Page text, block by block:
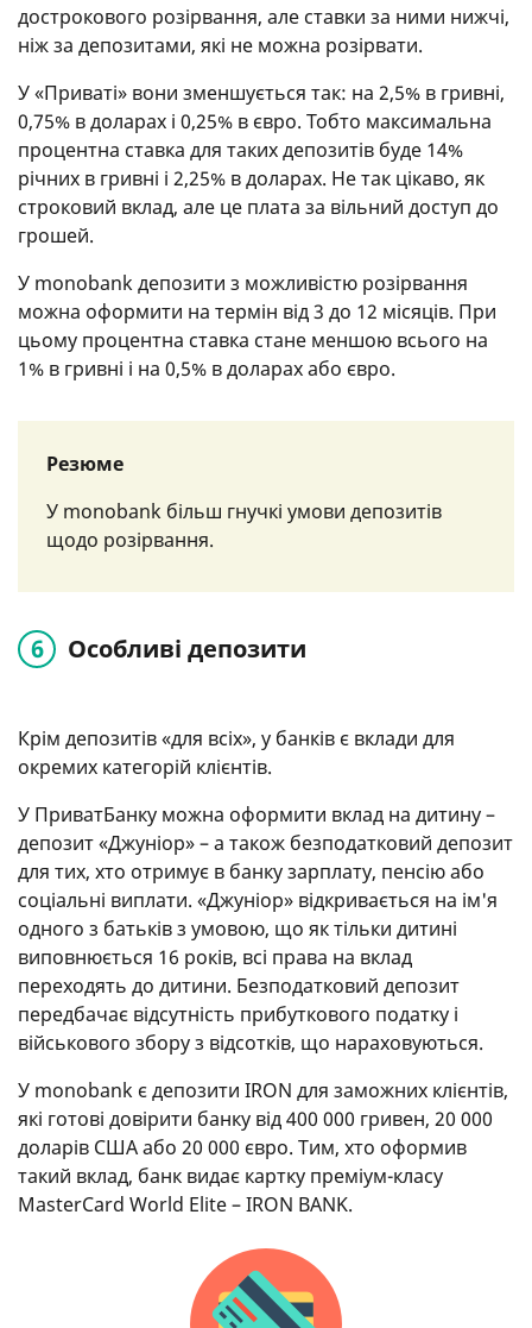
дострокового розірвання, але ставки за ними нижчі,
ніж за депозитами, які не можна розірвати.
У «Приваті» вони зменшується так: на 2,5% в гривні,
0,75% в доларах і 0,25% в євро. Тобто максимальна
процентна ставка для таких депозитів буде 14%
річних в гривні і 2,25% в доларах. Не так цікаво, як
строковий вклад, але це плата за вільний доступ до
грошей.
У monobank депозити з можливістю розірвання
можна оформити на термін від 3 до 12 місяців. При
цьому процентна ставка стане меншою всього на
1% в гривні і на 0,5% в доларах або євро.
Резюме
У monobank більш гнучкі умови депозитів
щодо розірвання.
Особливі депозити
Крім депозитів «для всіх», у банків є вклади для
окремих категорій клієнтів.
У ПриватБанку можна оформити вклад на дитину –
депозит «Джуніор» – а також безподатковий депозит
для тих, хто отримує в банку зарплату, пенсію або
соціальні виплати. «Джуніор» відкривається на ім'я
одного з батьків з умовою, що як тільки дитині
виповнюється 16 років, всі права на вклад
переходять до дитини. Безподатковий депозит
передбачає відсутність прибуткового податку і
військового збору з відсотків, що нараховуються.
У monobank є депозити IRON для заможних клієнтів,
які готові довірити банку від 400 000 гривен, 20 000
доларів США або 20 000 євро. Тим, хто оформив
такий вклад, банк видає картку преміум-класу
MasterCard World Elite – IRON BANK.